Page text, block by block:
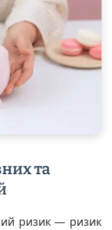
та
ризик — ризик